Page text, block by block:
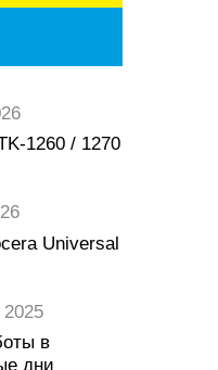
1260 / 1270
Universal
2025
в
дни